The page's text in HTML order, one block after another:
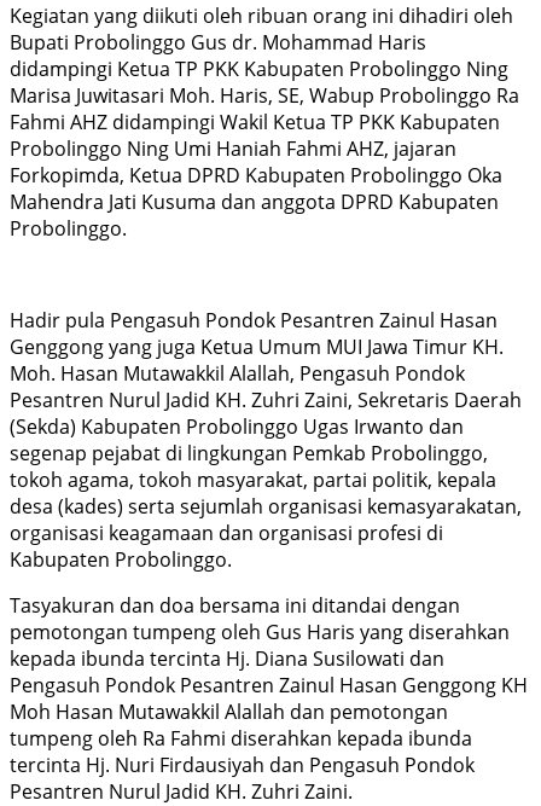
Kegiatan yang diikuti oleh ribuan orang ini dihadiri oleh
Bupati Probolinggo Gus dr. Mohammad Haris
didampingi Ketua TP PKK Kabupaten Probolinggo Ning
Marisa Juwitasari Moh. Haris, SE, Wabup Probolinggo Ra
Fahmi AHZ didampingi Wakil Ketua TP PKK Kabupaten
Probolinggo Ning Umi Haniah Fahmi AHZ, jajaran
Forkopimda, Ketua DPRD Kabupaten Probolinggo Oka
Mahendra Jati Kusuma dan anggota DPRD Kabupaten
Probolinggo.
Hadir pula Pengasuh Pondok Pesantren Zainul Hasan
Genggong yang juga Ketua Umum MUI Jawa Timur KH.
Moh. Hasan Mutawakkil Alallah, Pengasuh Pondok
Pesantren Nurul Jadid KH. Zuhri Zaini, Sekretaris Daerah
(Sekda) Kabupaten Probolinggo Ugas Irwanto dan
segenap pejabat di lingkungan Pemkab Probolinggo,
tokoh agama, tokoh masyarakat, partai politik, kepala
desa (kades) serta sejumlah organisasi kemasyarakatan,
organisasi keagamaan dan organisasi profesi di
Kabupaten Probolinggo.
Tasyakuran dan doa bersama ini ditandai dengan
pemotongan tumpeng oleh Gus Haris yang diserahkan
kepada ibunda tercinta Hj. Diana Susilowati dan
Pengasuh Pondok Pesantren Zainul Hasan Genggong KH
Moh Hasan Mutawakkil Alallah dan pemotongan
tumpeng oleh Ra Fahmi diserahkan kepada ibunda
tercinta Hj. Nuri Firdausiyah dan Pengasuh Pondok
Pesantren Nurul Jadid KH. Zuhri Zaini.